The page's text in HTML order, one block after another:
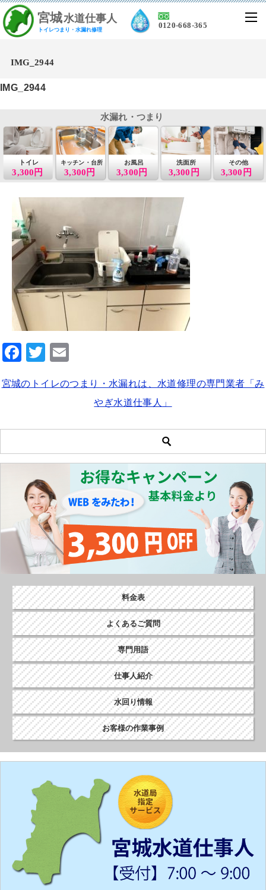
宮城水道仕事人
トイレつまり・水漏れ修理
0120-668-365
IMG_2944
IMG_2944
3,300円
トイレ
3,300円
キッチン・台所 お風呂
3,300円
洗面所
3,300円
その他
3,300円
水漏れ・つまり
F
c
b
o
o
k
T
tt ai
宮城のトイレのつまり・水漏れは、水道修理の専門業者「み
やぎ水道仕事人」
料金表
よくあるご質問
専門用語
仕事人紹介
水回り情報
お客様の作業事例